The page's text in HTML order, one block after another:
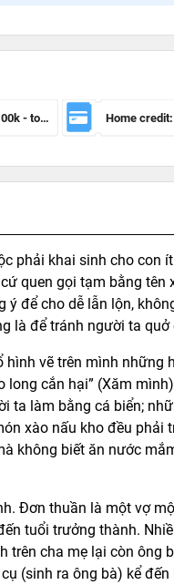
Mã giảm 100k - toàn sàn
phải khai sinh cho con
quen gọi tạm bằng tên
ý để cho dễ lẫn lộn,
là để tránh người ta quở
hình vẽ trên mình những
cắn hại” (Xăm
ta làm bằng cá biển;
xào nấu kho đều phải
không biết ăn nước
Đơn thuần là một vợ
tuổi trưởng thành.
trên cha mẹ lại còn ông
(sinh ra ông bà) kể